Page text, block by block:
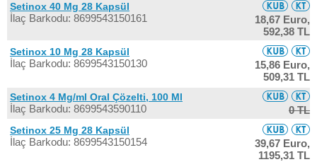
Setinox 40 Mg 28 Kapsül
İlaç Barkodu: 8699543150161
18,67 Euro,
592,38 TL
Setinox 10 Mg 28 Kapsül
İlaç Barkodu: 8699543150130
15,86 Euro,
509,31 TL
Setinox 4 Mg/ml Oral Çözelti, 100 Ml
İlaç Barkodu: 8699543590110 0 TL
Setinox 25 Mg 28 Kapsül
İlaç Barkodu: 8699543150154
39,67 Euro,
1195,31 TL